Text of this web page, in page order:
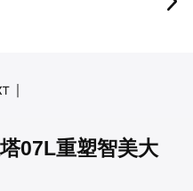
07L重塑智美大